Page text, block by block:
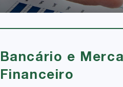
Bancário e
Financeiro